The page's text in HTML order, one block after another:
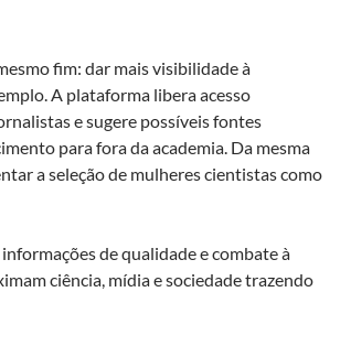
fim: dar mais visibilidade à
A plataforma libera acesso
e sugere possíveis fontes
para fora da academia. Da mesma
a seleção de mulheres cientistas como
de qualidade e combate à
ciência, mídia e sociedade trazendo